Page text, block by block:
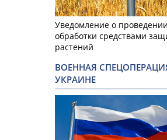
Уведомление о проведении
обработки средствами
растений
ВОЕННАЯ
УКРАИНЕ